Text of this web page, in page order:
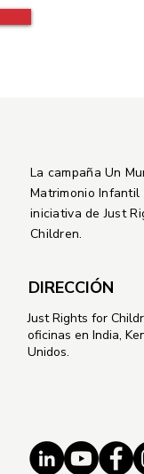
La campaña Un
Matrimonio Infantil
iniciativa de Just
Children.
DIRECCIÓN
Just Rights for
oficinas en India,
Unidos.